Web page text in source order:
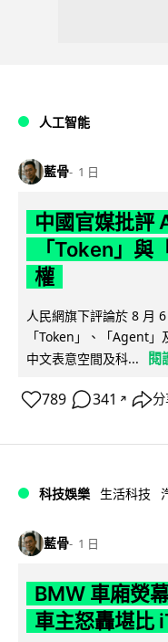
人工智能
藍骨 1 日
中國官媒批評
「Token」與
權
人民網旗下評論於 8 月
「Token」、「Agent
中文表意空間及科...
閱
789 341 ↗
科技娛樂 生活科技
藍骨 1 日
BMW 車廂熒
車主怒轟堪比